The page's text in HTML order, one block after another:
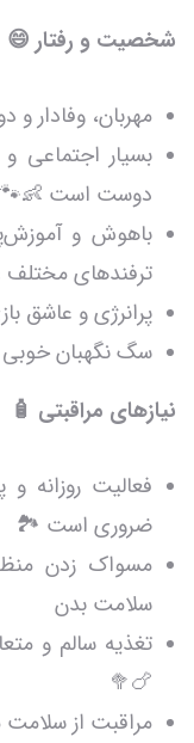
شخصیت و رفتار 😄
مهربان، وفادار
بسیار اجتماعی
دوست است 👶🐾
باهوش و
ترفندهای مختلف
پرانرژی و عاشق
سگ نگهبان
نیازهای مراقبتی 🧴
فعالیت روزانه و
ضروری است 🏞️
مسواک زدن
سلامت بدن
تغذیه سالم و
🍗🥦
مراقبت از